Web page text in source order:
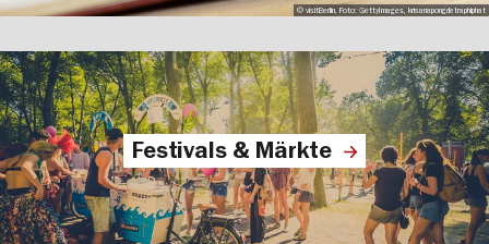
© visitBerlin, Foto: GettyImages, krisanapongdetraphiphat
Festivals & Märkte